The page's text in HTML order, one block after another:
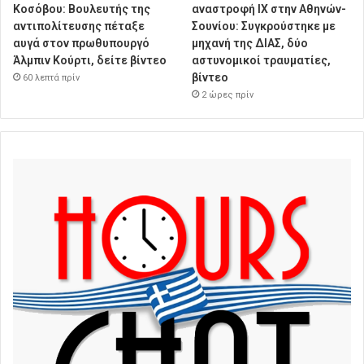
Κοσόβου: Βουλευτής της
αντιπολίτευσης πέταξε
αυγά στον πρωθυπουργό
Άλμπιν Κούρτι, δείτε βίντεο
60 λεπτά πρίν
αναστροφή ΙΧ στην Αθηνών-
Σουνίου: Συγκρούστηκε με
μηχανή της ΔΙΑΣ, δύο
αστυνομικοί τραυματίες,
βίντεο
2 ώρες πρίν